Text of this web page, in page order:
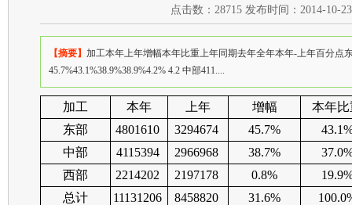
点击数： 28715发布时间： 2014-10-23
【摘要】 加工本年上年增幅本年比重上年同期去年全年本年-上年百分点东
45.7%43.1%38.9%38.9%4.2% 4.2 中部411....
加工 本年 上年 增幅
本年比
东部
4801610 3294674 45.7%
中部
4115394 2966968 38.7%
西部
2214202 2197178 0.8%
总计
11131206 8458820 31.6%